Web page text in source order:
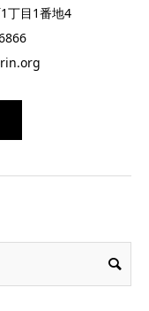
丁目1番地4